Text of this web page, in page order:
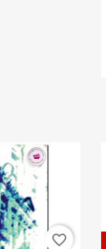
favorite_border